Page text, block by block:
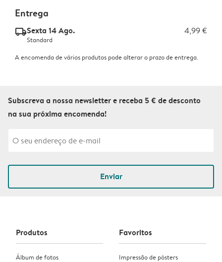
Entrega
delivery_standard_v2Sexta 14 Ago. 4,99 €
Standard
A encomenda de vários produtos pode alterar o prazo de entrega.
Subscreva a nossa newsletter e receba 5 € de desconto
na sua próxima encomenda!
Enviar
Produtos
Álbum de fotos
Favoritos
Impressão de pósters